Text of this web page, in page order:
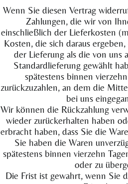
Wenn Sie diesen Vertrag
Zahlungen, die wir von
einschließlich der Lieferkosten
Kosten, die sich daraus
der Lieferung als die von uns
Standardlieferung gewählt
spätestens binnen
zurückzuzahlen, an dem die
bei uns
Wir können die Rückzahlung
wieder zurückerhalten haben
erbracht haben, dass Sie die
Sie haben die Waren
spätestens binnen vierzehn
oder zu
Die Frist ist gewahrt, wenn Sie